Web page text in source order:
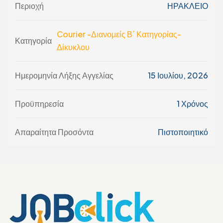
Περιοχή ΗΡΑΚΛΕΙΟ
Κατηγορία
Courier -Διανομείς Β΄ Κατηγορίας-
Δίκυκλου
Ημερομηνία Λήξης Αγγελίας 15 Ιουλίου, 2026
Προϋπηρεσία 1 Χρόνος
Απαραίτητα Προσόντα Πιστοποιητικό